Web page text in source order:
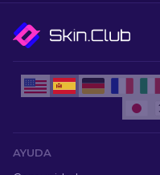
AYUDA